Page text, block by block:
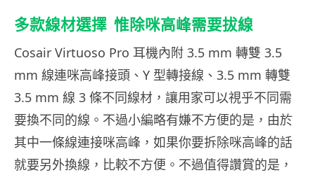
多款線材選擇 惟除咪高峰需要拔線
Cosair Virtuoso Pro 耳機內附 3.5 mm 轉雙 3.5
mm 線連咪高峰接頭、Y 型轉接線、3.5 mm 轉雙
3.5 mm 線 3 條不同線材，讓用家可以視乎不同需
要換不同的線。不過小編略有嫌不方便的是，由於
其中一條線連接咪高峰，如果你要拆除咪高峰的話
就要另外換線，比較不方便。不過值得讚賞的是，